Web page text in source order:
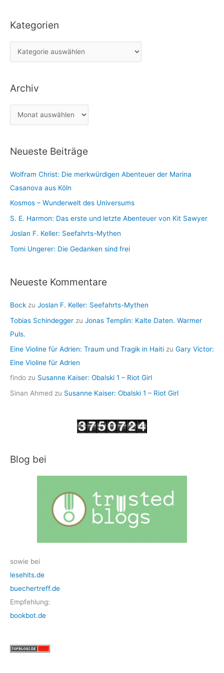
h
c
h
Kategorien
a
e
e
Archiv
r
h
v
Neueste Beiträge
Wolfram Christ: Die merkwürdigen Abenteuer der Marina
Casanova aus Köln
Kosmos – Wunderwelt des Universums
S. E. Harmon: Das erste und letzte Abenteuer von Kit Sawyer
Joslan F. Keller: Seefahrts-Mythen
Tomi Ungerer: Die Gedanken sind frei
Neueste Kommentare
Bock zu Joslan F. Keller: Seefahrts-Mythen
Tobias Schindegger zu Jonas Templin: Kalte Daten. Warmer
Puls.
Eine Violine für Adrien: Traum und Tragik in Haiti zu Gary Victor:
Eine Violine für Adrien
findo zu Susanne Kaiser: Obalski 1 – Riot Girl
Sinan Ahmed zu Susanne Kaiser: Obalski 1 – Riot Girl
Blog bei
sowie bei
lesehits.de
buechertreff.de
Empfehlung:
bookbot.de